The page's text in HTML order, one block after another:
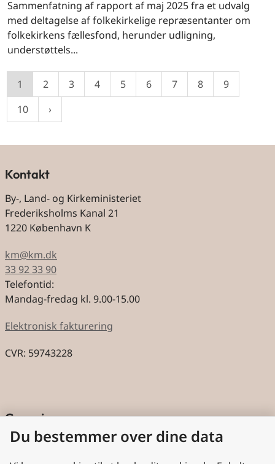
Sammenfatning af rapport af maj 2025 fra et udvalg
med deltagelse af folkekirkelige repræsentanter om
folkekirkens fællesfond, herunder udligning,
understøttels...
1 2 3 4 5 6 7 8
9
10
Kontakt
By-, Land- og Kirkeministeriet
Frederiksholms Kanal 21
1220 København K
km@km.dk
33 92 33 90
Telefontid:
Mandag-fredag kl. 9.00-15.00
Elektronisk fakturering
CVR: 59743228
Genveje
Cookies
Du bestemmer over dine data